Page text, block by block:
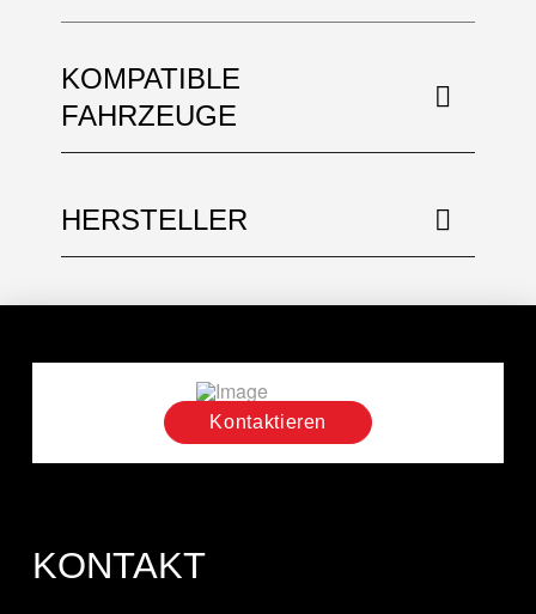
KOMPATIBLE
FAHRZEUGE
HERSTELLER
Kontaktieren
KONTAKT